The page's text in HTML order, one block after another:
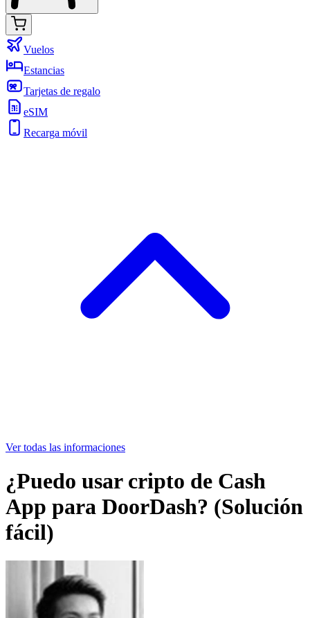
Vuelos
Estancias
Tarjetas de regalo
eSIM
Recarga móvil
Ver todas las informaciones
¿Puedo usar cripto de Cash
App para DoorDash? (Solución
fácil)